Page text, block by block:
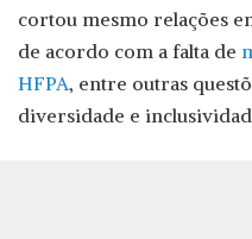
cortou mesmo relações
de acordo com a falta de
HFPA, entre outras
diversidade e